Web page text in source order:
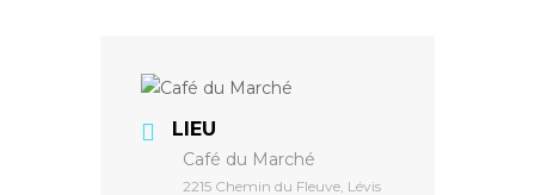
LIEU
Café du Marché
2215 Chemin du Fleuve, Lévis